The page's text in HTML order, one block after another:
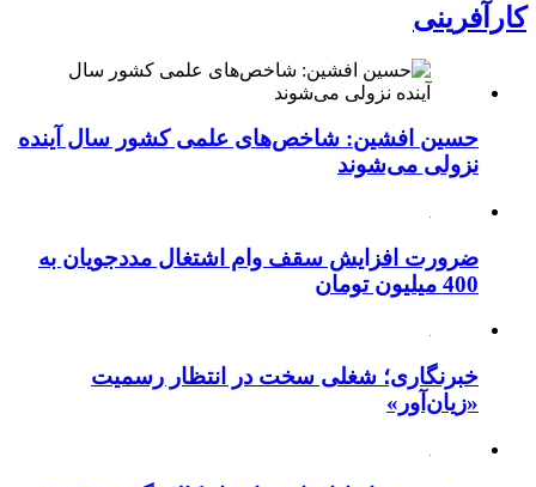
کارآفرینی
حسین افشین: شاخص‌های علمی کشور سال آینده
نزولی می‌شوند
ضرورت افزایش سقف وام اشتغال مددجویان به
400 میلیون تومان
خبرنگاری؛ شغلی سخت در انتظار رسمیت
«زیان‌آور»